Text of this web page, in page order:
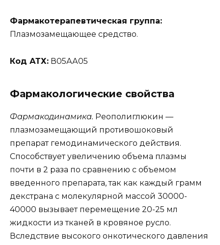
Фармакотерапевтическая группа:
Плазмозамещающее средство.
Код АТХ: В05АА05
Фармакологические свойства
Фармакодинамика. Реополиглюкин —
плазмозамещающий противошоковый
препарат гемодинамического действия.
Способствует увеличению объема плазмы
почти в 2 раза по сравнению с объемом
введенного препарата, так как каждый грамм
декстрана с молекулярной массой 30000-
40000 вызывает перемещение 20-25 мл
жидкости из тканей в кровяное русло.
Вследствие высокого онкотического давления